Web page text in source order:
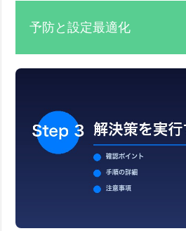
予防と設定最適化